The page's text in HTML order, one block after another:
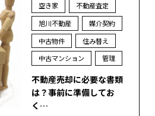
空き家
不動産査定
旭川不動産
媒介契約
中古物件
住み替え
中古マンション
管理
不動産売却に必要な書類
は？事前に準備してお
く…